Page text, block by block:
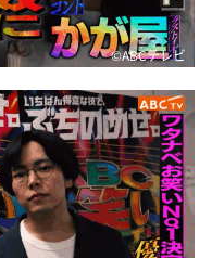
©️ABCテレビ